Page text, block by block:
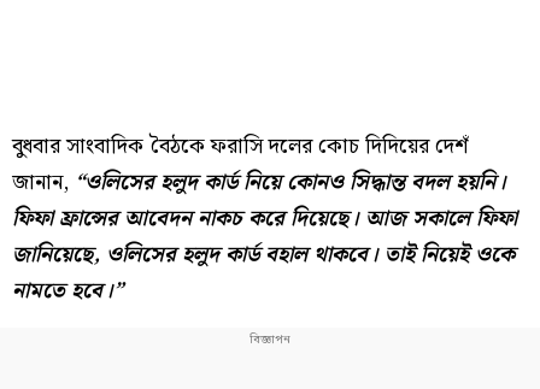
বুধবার সাংবাদিক বৈঠকে ফরাসি দলের কোচ দিদিয়ের দেশঁ
জানান, “ওলিসের হলুদ কার্ড নিয়ে কোনও সিদ্ধান্ত বদল হয়নি।
ফিফা ফ্রান্সের আবেদন নাকচ করে দিয়েছে। আজ সকালে ফিফা
জানিয়েছে, ওলিসের হলুদ কার্ড বহাল থাকবে। তাই নিয়েই ওকে
নামতে হবে।”